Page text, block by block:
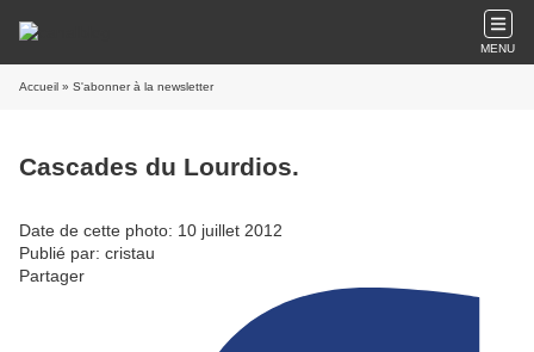
MENU
Accueil » S'abonner à la newsletter
Cascades du Lourdios.
Date de cette photo: 10 juillet 2012
Publié par: cristau
Partager